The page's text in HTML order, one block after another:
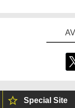
Special Site